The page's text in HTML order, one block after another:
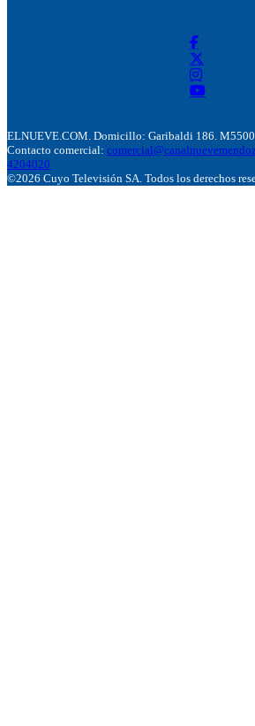
ELNUEVE.COM. Domicillo: Garibaldi 186. M5500
Contacto comercial:
4204020
©2026 Cuyo Televisión SA. Todos los derechos